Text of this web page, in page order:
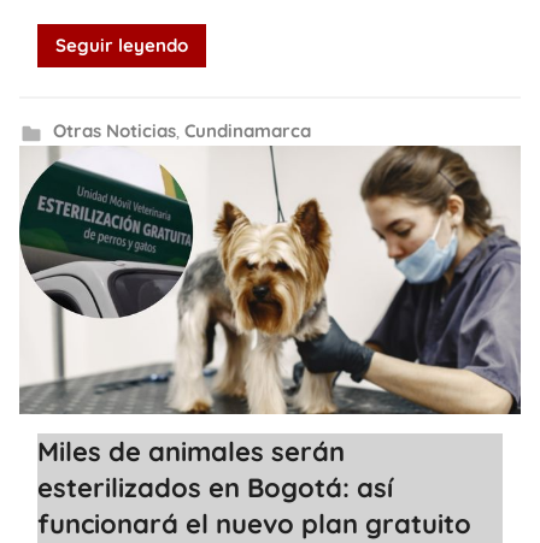
Seguir leyendo
Otras Noticias, Cundinamarca
Miles de animales serán
esterilizados en Bogotá: así
funcionará el nuevo plan gratuito